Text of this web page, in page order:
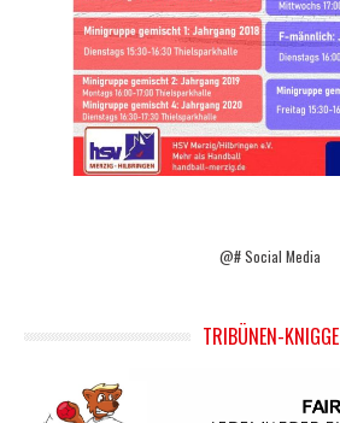
@# Social Media
TRIBÜNEN-KNIGGE